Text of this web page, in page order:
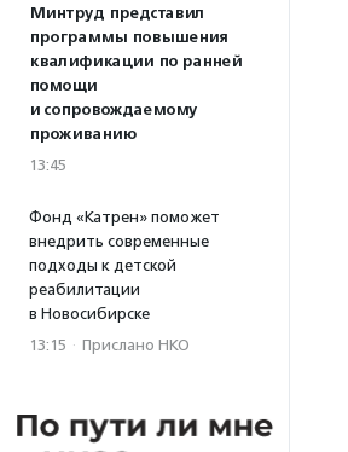
Минтруд представил
программы повышения
квалификации по ранней
помощи
и сопровождаемому
проживанию
13:45
Фонд «Катрен» поможет
внедрить современные
подходы к детской
реабилитации
в Новосибирске
13:15 · Прислано НКО